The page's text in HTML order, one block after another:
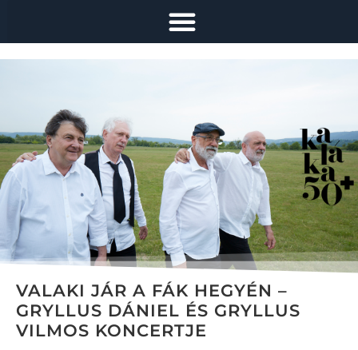
VALAKI JÁR A FÁK HEGYÉN –
GRYLLUS DÁNIEL ÉS GRYLLUS
VILMOS KONCERTJE